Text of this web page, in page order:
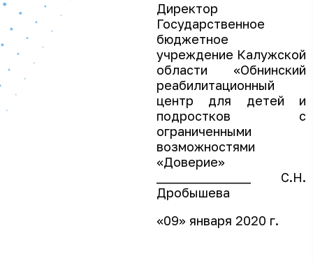
Директор
Государственное
бюджетное
учреждение Калужской
области «Обнинский
реабилитационный
центр для детей и
подростков с
ограниченными
возможностями
«Доверие»
_______________ С.Н.
Дробышева
«09» января 2020 г.